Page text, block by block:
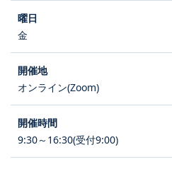
金
オンライン(Zoom)
9:30～16:30(受付9:00)